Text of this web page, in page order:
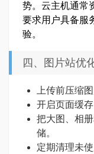
势。云主机通常
要求用户具备服
验。
四、图片站优
上传前压缩
开启页面缓
把大图、相
储。
定期清理未